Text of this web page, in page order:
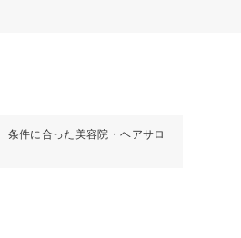
条件に合った美容院・ヘアサロ